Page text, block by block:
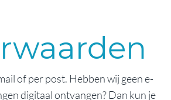
of per post. Hebben wij geen e-
digitaal ontvangen? Dan kun je